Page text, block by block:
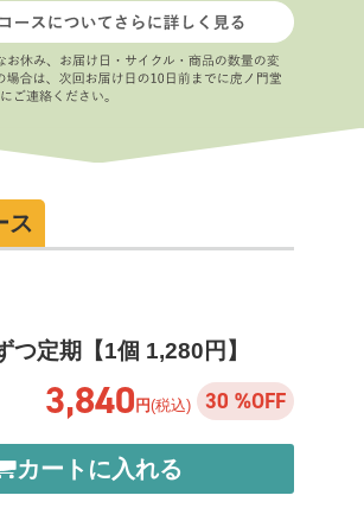
ス
つ定期【1個 1,280円】
3,840 円(税込) 30 %OFF
カートに入れる